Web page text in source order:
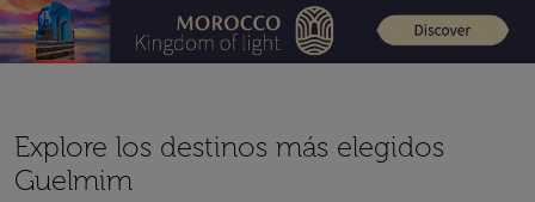
Explore los destinos más elegidos
Guelmim